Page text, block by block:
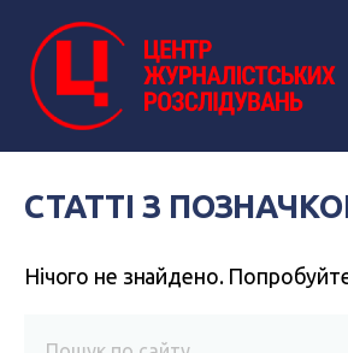
СТАТТІ З
Нічого не знайдено.